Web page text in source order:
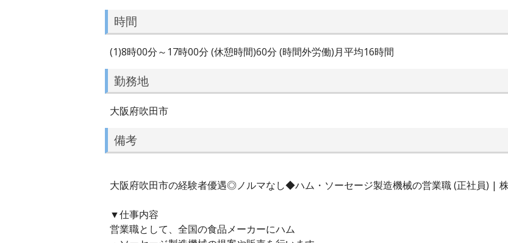
時間
(1)8時00分～17時00分 (休憩時間)60分 (時間外労働)月平均16時間
勤務地
大阪府吹田市
備考
大阪府吹田市の経験者優遇◎ノルマなし◆ハム・ソーセージ製造機械の営業職 (正社員) |
▼仕事内容
営業職として、全国の食品メーカーにハム